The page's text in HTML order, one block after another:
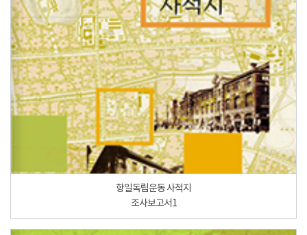
항일독립운동 사적지
조사보고서1